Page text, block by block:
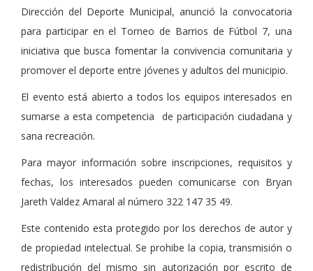
Dirección del Deporte Municipal, anunció la convocatoria
para participar en el Torneo de Barrios de Fútbol 7, una
iniciativa que busca fomentar la convivencia comunitaria y
promover el deporte entre jóvenes y adultos del municipio.
El evento está abierto a todos los equipos interesados en
sumarse a esta competencia de participación ciudadana y
sana recreación.
Para mayor información sobre inscripciones, requisitos y
fechas, los interesados pueden comunicarse con Bryan
Jareth Valdez Amaral al número 322 147 35 49.
Este contenido esta protegido por los derechos de autor y
de propiedad intelectual. Se prohibe la copia, transmisión o
redistribución del mismo sin autorización por escrito de